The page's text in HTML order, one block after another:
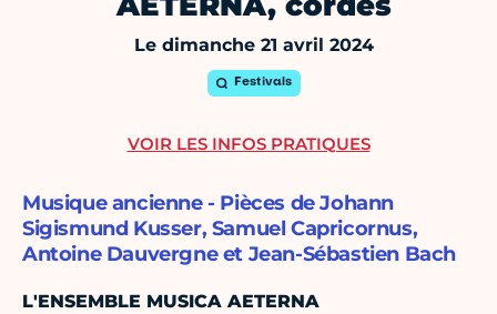
Le dimanche 21 avril 2024
Festivals
Musique ancienne - Pièces de Johann
Sigismund Kusser, Samuel Capricornus,
Antoine Dauvergne et Jean-Sébastien Bach
L'ENSEMBLE MUSICA AETERNA
VOIR LES INFOS PRATIQUES